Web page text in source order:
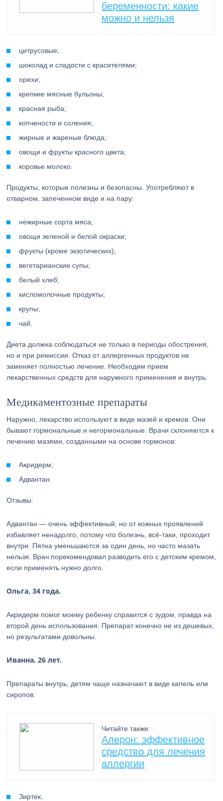
беременности: какие
можно и нельзя
цитрусовые;
шоколад и сладости с красителями;
орехи;
крепкие мясные бульоны;
красная рыба;
копчености и соления;
жирные и жареные блюда;
овощи и фрукты красного цвета;
коровье молоко.
Продукты, которые полезны и безопасны. Употребляют в
отварном, запеченном виде и на пару:
нежирные сорта мяса;
овощи зеленой и белой окраски;
фрукты (кроме экзотических);
вегетарианские супы;
белый хлеб;
кисломолочные продукты;
крупы;
чай.
Диета должна соблюдаться не только в периоды обострения,
но и при ремиссии. Отказ от аллергенных продуктов не
заменяет полностью лечение. Необходим прием
лекарственных средств для наружного применения и внутрь.
Медикаментозные препараты
Наружно, лекарство используют в виде мазей и кремов. Они
бывают гормональные и негормональные. Врачи склоняются к
лечению мазями, созданными на основе гормонов:
Акридерм;
Адвантан.
Отзывы:
Адвантан — очень эффективный, но от кожных проявлений
избавляет ненадолго, потому что болезнь, всё-таки, проходит
внутри. Пятна уменьшаются за один день, но часто мазать
нельзя. Врач порекомендовал разводить его с детским кремом,
если применять нужно долго.
Ольга, 34 года.
Акридерм помог моему ребенку справится с зудом, правда на
второй день использования. Препарат конечно не из дешевых,
но результатами довольны.
Иванна, 26 лет.
Препараты внутрь, детям чаще назначают в виде капель или
сиропов:
Читайте также:
Алерон: эффективное
средство для лечения
аллергии
Зиртек;